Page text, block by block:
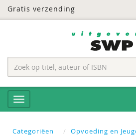
Gratis verzending
Categoriëen Opvoeding en